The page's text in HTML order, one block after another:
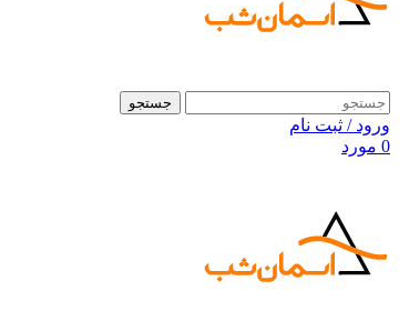
جستجو
ورود / ثبت نام
0 مورد